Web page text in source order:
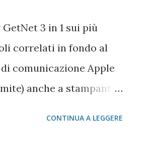
VideoLAN VLC Video
for Windows Pagina
3 in 1 sui più
correlati in fondo al
comunicazione Apple
anche a stampanti
CONTINUA A LEGGERE